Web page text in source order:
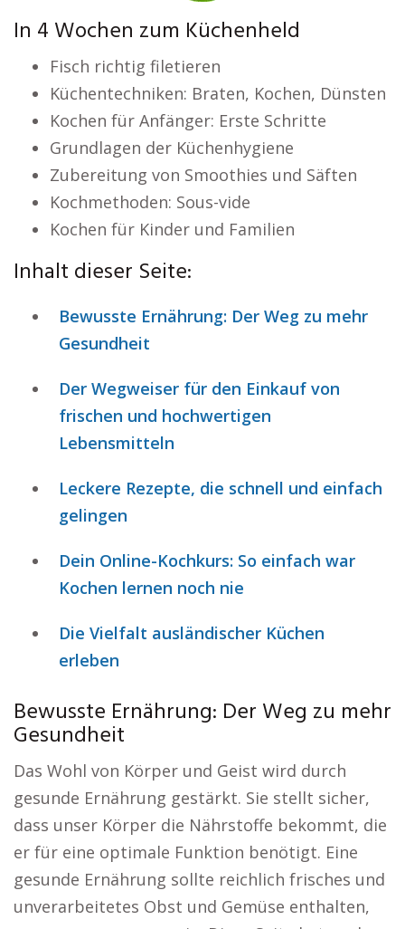
In 4 Wochen zum Küchenheld
Fisch richtig filetieren
Küchentechniken: Braten, Kochen, Dünsten
Kochen für Anfänger: Erste Schritte
Grundlagen der Küchenhygiene
Zubereitung von Smoothies und Säften
Kochmethoden: Sous-vide
Kochen für Kinder und Familien
Inhalt dieser Seite:
Bewusste Ernährung: Der Weg zu mehr
Gesundheit
Der Wegweiser für den Einkauf von
frischen und hochwertigen
Lebensmitteln
Leckere Rezepte, die schnell und einfach
gelingen
Dein Online-Kochkurs: So einfach war
Kochen lernen noch nie
Die Vielfalt ausländischer Küchen
erleben
Bewusste Ernährung: Der Weg zu mehr
Gesundheit
Das Wohl von Körper und Geist wird durch
gesunde Ernährung gestärkt. Sie stellt sicher,
dass unser Körper die Nährstoffe bekommt, die
er für eine optimale Funktion benötigt. Eine
gesunde Ernährung sollte reichlich frisches und
unverarbeitetes Obst und Gemüse enthalten,